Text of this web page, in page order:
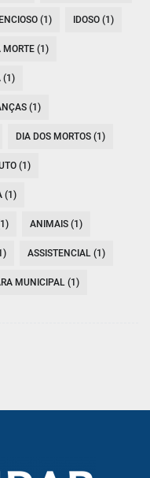
(1) IDOSO (1)
MORTE (1)
(1)
(1)
DIA DOS MORTOS (1)
(1)
(1)
ANIMAIS (1)
ASSISTENCIAL (1)
MUNICIPAL (1)